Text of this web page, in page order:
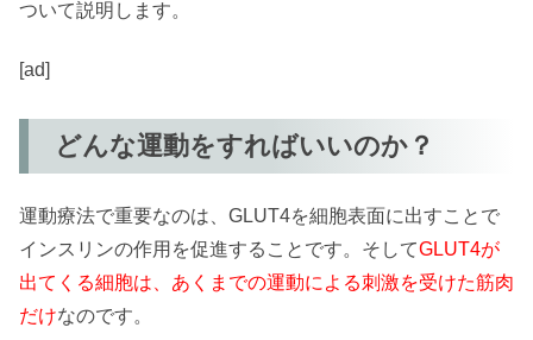
ついて説明します。
[ad]
どんな運動をすればいいのか？
運動療法で重要なのは、GLUT4を細胞表面に出すことで
インスリンの作用を促進することです。そしてGLUT4が
出てくる細胞は、あくまでの運動による刺激を受けた筋肉
だけなのです。